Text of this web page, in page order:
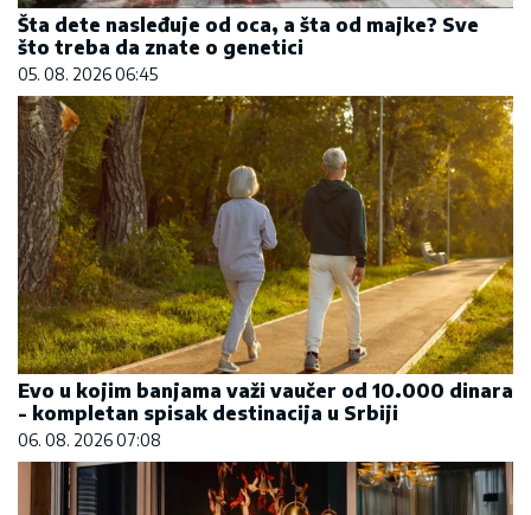
Šta dete nasleđuje od oca, a šta od majke? Sve
što treba da znate o genetici
05. 08. 2026 06:45
Evo u kojim banjama važi vaučer od 10.000 dinara
- kompletan spisak destinacija u Srbiji
06. 08. 2026 07:08